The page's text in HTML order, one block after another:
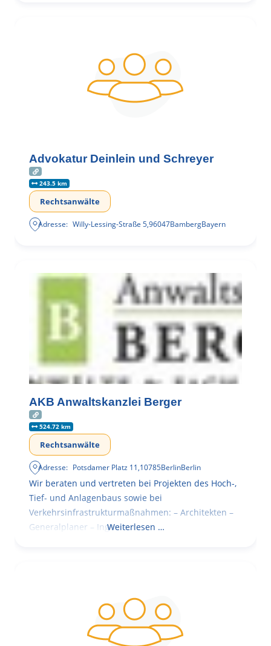
Advokatur Deinlein und Schreyer
243.5 km
Rechtsanwälte
Adresse: Willy-Lessing-Straße 5,96047BambergBayern
AKB Anwaltskanzlei Berger
524.72 km
Rechtsanwälte
Adresse: Potsdamer Platz 11,10785BerlinBerlin
Wir beraten und vertreten bei Projekten des Hoch-,
Tief- und Anlagenbaus sowie bei
Verkehrsinfrastrukturmaßnahmen: – Architekten –
Generalplaner – Ingenieure
Weiterlesen …